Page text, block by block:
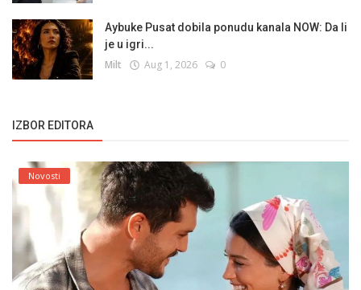
Aybuke Pusat dobila ponudu kanala NOW: Da li
je u igri...
Milt Aug 1, 2026 0
IZBOR EDITORA
Novosti